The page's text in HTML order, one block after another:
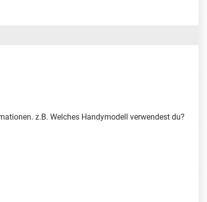
z.B. Welches Handymodell verwendest du?